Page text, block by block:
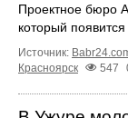
Проектное бюро
который
Источник:
Красноярск
547